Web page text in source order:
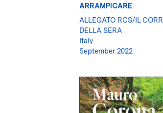
ARRAMPICARE
ALLEGATO RCS/IL
DELLA SERA
Italy
September 2022